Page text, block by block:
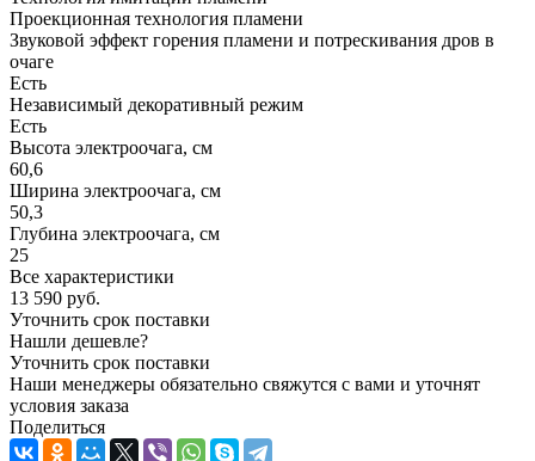
Проекционная технология пламени
Звуковой эффект горения пламени и потрескивания дров в
очаге
Есть
Независимый декоративный режим
Есть
Высота электроочага, см
60,6
Ширина электроочага, см
50,3
Глубина электроочага, см
25
Все характеристики
13 590 руб.
Уточнить срок поставки
Нашли дешевле?
Уточнить срок поставки
Наши менеджеры обязательно свяжутся с вами и уточнят
условия заказа
Поделиться